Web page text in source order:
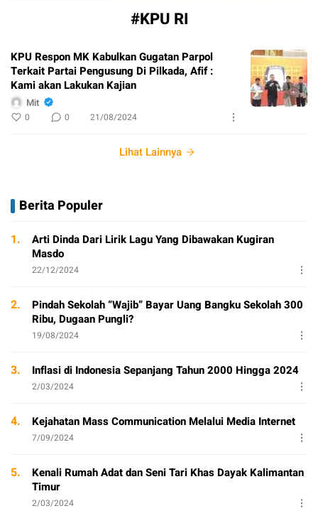
#KPU RI
KPU Respon MK Kabulkan Gugatan Parpol
Terkait Partai Pengusung Di Pilkada, Afif :
Kami akan Lakukan Kajian
Mit
0 0 21/08/2024
Lihat Lainnya
Berita Populer
1.
Arti Dinda Dari Lirik Lagu Yang Dibawakan Kugiran
Masdo
22/12/2024
2.
Pindah Sekolah “Wajib” Bayar Uang Bangku Sekolah 300
Ribu, Dugaan Pungli?
19/08/2024
3. Inflasi di Indonesia Sepanjang Tahun 2000 Hingga 2024
2/03/2024
4. Kejahatan Mass Communication Melalui Media Internet
7/09/2024
5.
Kenali Rumah Adat dan Seni Tari Khas Dayak Kalimantan
Timur
2/03/2024